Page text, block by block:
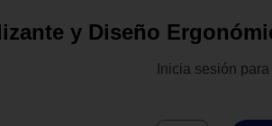
y Diseño
Inicia sesión